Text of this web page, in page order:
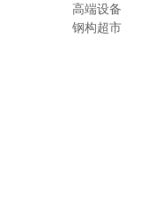
高端设备
钢构超市